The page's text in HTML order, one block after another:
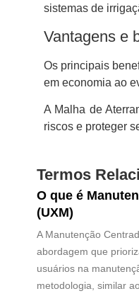
sistemas de
Vantagens e
Os principais
em economia ao
A Malha de
riscos e proteger
Termos
O que é
(UXM)
A Manutenção
abordagem que
usuários na
metodologia, similar